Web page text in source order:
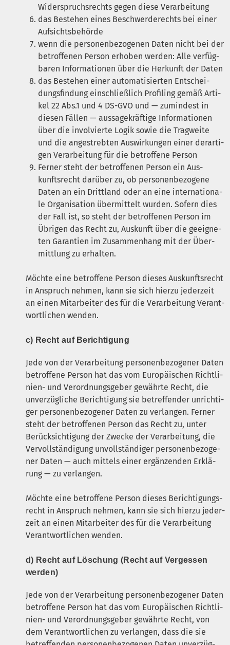
Wider­spruchs­rechts gegen die­se Verarbeitung
das Bestehen eines Beschwer­de­rechts bei einer
Aufsichtsbehörde
wenn die per­so­nen­be­zo­ge­nen Daten nicht bei der
betrof­fe­nen Per­son erho­ben wer­den: Alle ver­füg­
ba­ren Infor­ma­tio­nen über die Her­kunft der Daten
das Bestehen einer auto­ma­ti­sier­ten Ent­schei­
dungs­fin­dung ein­schließ­lich Pro­fil­ing gemäß Arti­
kel 22 Abs.1 und 4 DS-GVO und — zumin­dest in
die­sen Fäl­len — aus­sa­ge­kräf­ti­ge Infor­ma­tio­nen
über die invol­vier­te Logik sowie die Trag­wei­te
und die ange­streb­ten Aus­wir­kun­gen einer der­ar­ti­
gen Ver­ar­bei­tung für die betrof­fe­ne Person
Fer­ner steht der betrof­fe­nen Per­son ein Aus­
kunfts­recht dar­über zu, ob per­so­nen­be­zo­ge­ne
Daten an ein Dritt­land oder an eine inter­na­tio­na­
le Orga­ni­sa­ti­on über­mit­telt wur­den. Sofern dies
der Fall ist, so steht der betrof­fe­nen Per­son im
Übri­gen das Recht zu, Aus­kunft über die geeig­ne­
ten Garan­tien im Zusam­men­hang mit der Über­
mitt­lung zu erhalten.
Möch­te eine betrof­fe­ne Per­son die­ses Aus­kunfts­recht
in Anspruch neh­men, kann sie sich hier­zu jeder­zeit
an einen Mit­ar­bei­ter des für die Ver­ar­bei­tung Ver­ant­
wort­li­chen wenden.
c) Recht auf Berichtigung
Jede von der Ver­ar­bei­tung per­so­nen­be­zo­ge­ner Daten
betrof­fe­ne Per­son hat das vom Euro­päi­schen Richt­li­
ni­en- und Ver­ord­nungs­ge­ber gewähr­te Recht, die
unver­züg­li­che Berich­ti­gung sie betref­fen­der unrich­ti­
ger per­so­nen­be­zo­ge­ner Daten zu ver­lan­gen. Fer­ner
steht der betrof­fe­nen Per­son das Recht zu, unter
Berück­sich­ti­gung der Zwe­cke der Ver­ar­bei­tung, die
Ver­voll­stän­di­gung unvoll­stän­di­ger per­so­nen­be­zo­ge­
ner Daten — auch mit­tels einer ergän­zen­den Erklä­
rung — zu verlangen.
Möch­te eine betrof­fe­ne Per­son die­ses Berich­ti­gungs­
recht in Anspruch neh­men, kann sie sich hier­zu jeder­
zeit an einen Mit­ar­bei­ter des für die Ver­ar­bei­tung
Ver­ant­wort­li­chen wenden.
d) Recht auf Löschung (Recht auf Ver­ges­sen
werden)
Jede von der Ver­ar­bei­tung per­so­nen­be­zo­ge­ner Daten
betrof­fe­ne Per­son hat das vom Euro­päi­schen Richt­li­
ni­en- und Ver­ord­nungs­ge­ber gewähr­te Recht, von
dem Ver­ant­wort­li­chen zu ver­lan­gen, dass die sie